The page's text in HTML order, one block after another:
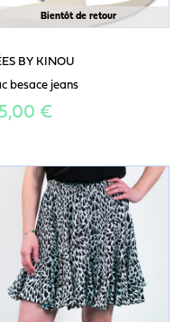
Bientôt de retour
BY KINOU
besace jeans
€